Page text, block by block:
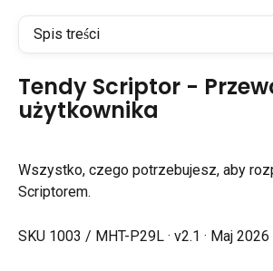
Spis treści
Tendy Scriptor -
użytkownika
Wszystko, czego potrzebujesz, aby
Scriptorem.
SKU 1003 / MHT-P29L · v2.1 · Maj 2026